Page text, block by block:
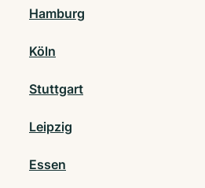
Hamburg
Köln
Stuttgart
Leipzig
Essen